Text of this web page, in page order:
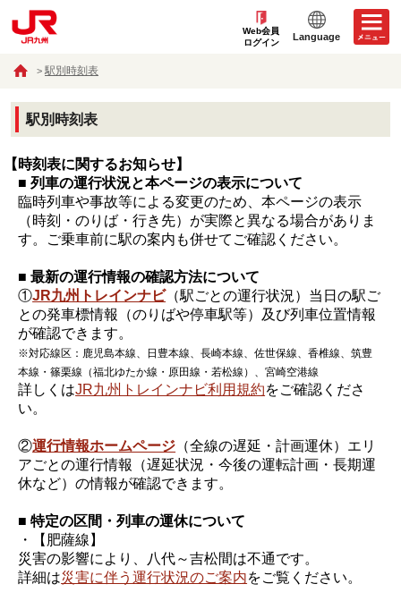
Web会員
ログイン
Language
駅別時刻表
駅別時刻表
【時刻表に関するお知らせ】
■ 列車の運行状況と本ページの表示について
臨時列車や事故等による変更のため、本ページの表示
（時刻・のりば・行き先）が実際と異なる場合がありま
す。ご乗車前に駅の案内も併せてご確認ください。
■ 最新の運行情報の確認方法について
①JR九州トレインナビ（駅ごとの運行状況）当日の駅ご
との発車標情報（のりばや停車駅等）及び列車位置情報
が確認できます。
※対応線区：鹿児島本線、日豊本線、長崎本線、佐世保線、香椎線、筑豊
本線・篠栗線（福北ゆたか線・原田線・若松線）、宮崎空港線
詳しくはJR九州トレインナビ利用規約をご確認くださ
い。
②運行情報ホームページ （全線の遅延・計画運休）エリ
アごとの運行情報（遅延状況・今後の運転計画・長期運
休など）の情報が確認できます。
■ 特定の区間・列車の運休について
・【肥薩線】
災害の影響により、八代～吉松間は不通です。
詳細は災害に伴う運行状況のご案内をご覧ください。